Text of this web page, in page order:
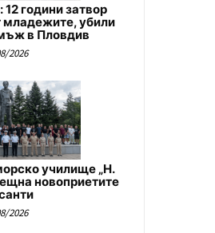
години затвор
младежите, убили
в Пловдив
2026
училище „Н.
новоприетите
2026